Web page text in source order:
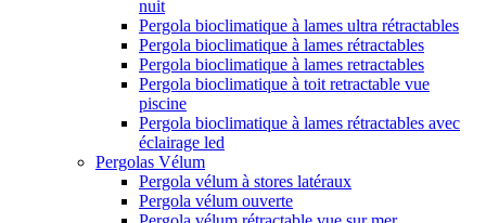
nuit
Pergola bioclimatique à lames ultra rétractables
Pergola bioclimatique à lames rétractables
Pergola bioclimatique à lames retractables
Pergola bioclimatique à toit retractable vue
piscine
Pergola bioclimatique à lames rétractables avec
éclairage led
Pergolas Vélum
Pergola vélum à stores latéraux
Pergola vélum ouverte